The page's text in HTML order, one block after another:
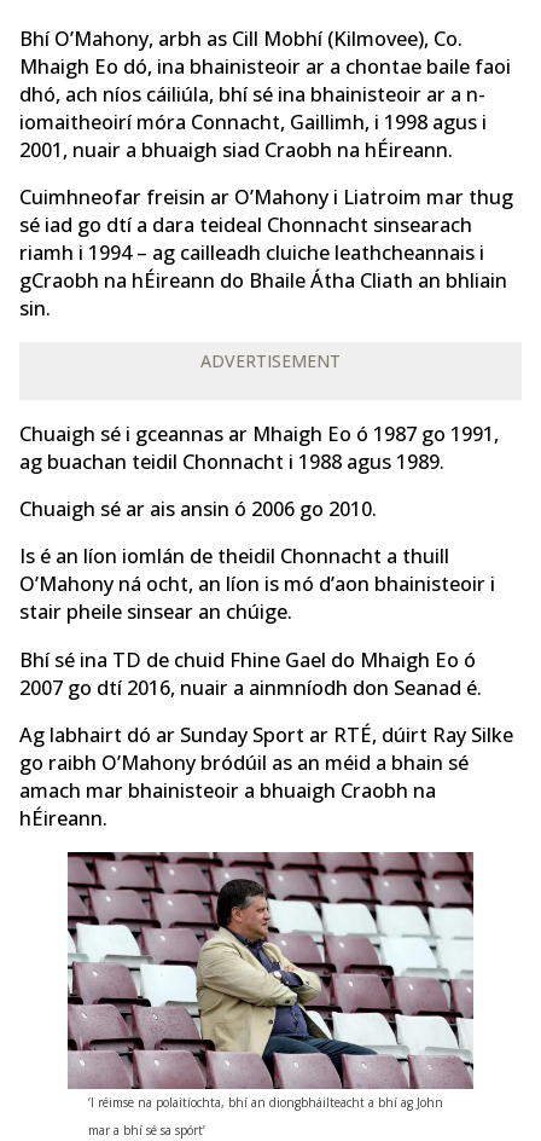
Bhí O’Mahony, arbh as Cill Mobhí (Kilmovee), Co.
Mhaigh Eo dó, ina bhainisteoir ar a chontae baile faoi
dhó, ach níos cáiliúla, bhí sé ina bhainisteoir ar a n-
iomaitheoirí móra Connacht, Gaillimh, i 1998 agus i
2001, nuair a bhuaigh siad Craobh na hÉireann.
Cuimhneofar freisin ar O’Mahony i Liatroim mar thug
sé iad go dtí a dara teideal Chonnacht sinsearach
riamh i 1994 – ag cailleadh cluiche leathcheannais i
gCraobh na hÉireann do Bhaile Átha Cliath an bhliain
sin.
ADVERTISEMENT
Chuaigh sé i gceannas ar Mhaigh Eo ó 1987 go 1991,
ag buachan teidil Chonnacht i 1988 agus 1989.
Chuaigh sé ar ais ansin ó 2006 go 2010.
Is é an líon iomlán de theidil Chonnacht a thuill
O’Mahony ná ocht, an líon is mó d’aon bhainisteoir i
stair pheile sinsear an chúige.
Bhí sé ina TD de chuid Fhine Gael do Mhaigh Eo ó
2007 go dtí 2016, nuair a ainmníodh don Seanad é.
Ag labhairt dó ar Sunday Sport ar RTÉ, dúirt Ray Silke
go raibh O’Mahony bródúil as an méid a bhain sé
amach mar bhainisteoir a bhuaigh Craobh na
hÉireann.
‘I réimse na polaitíochta, bhí an diongbháilteacht a bhí ag John
mar a bhí sé sa spórt’